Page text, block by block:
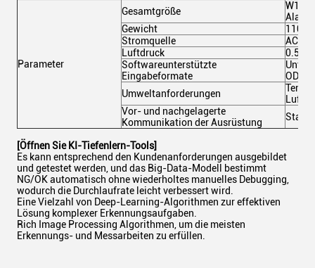
Parameter
Gesamtgröße
Gewicht
1100
Stromquelle
Luftdruck
Softwareunterstützte
Eingabeformate
Umweltanforderungen
Vor- und nachgelagerte
Kommunikation der Ausrüstung
[Öffnen Sie KI-Tiefenlern-Tools]
Es kann entsprechend den Kundenanforderungen ausgebildet
und getestet werden, und das Big-Data-Modell bestimmt
NG/OK automatisch ohne wiederholtes manuelles Debugging,
wodurch die Durchlaufrate leicht verbessert wird.
Eine Vielzahl von Deep-Learning-Algorithmen zur effektiven
Lösung komplexer Erkennungsaufgaben.
Rich Image Processing Algorithmen, um die meisten
Erkennungs- und Messarbeiten zu erfüllen.